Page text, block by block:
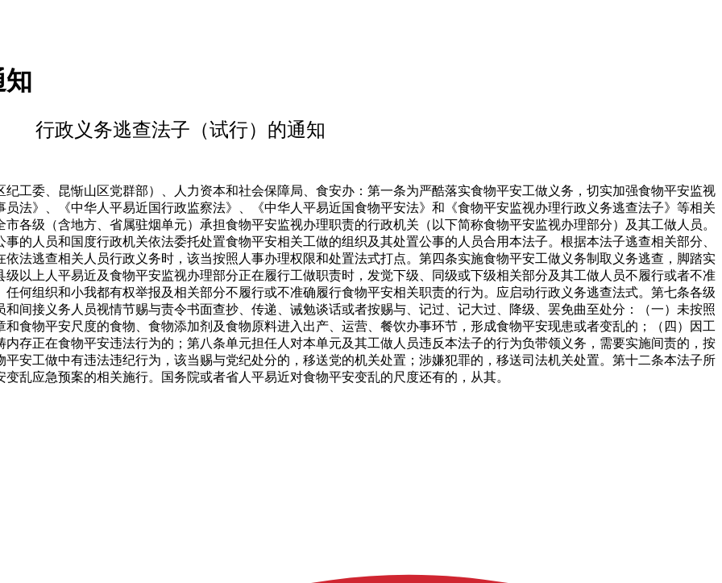
知
行政义务逃查法子（试行）的通知
委、昆惭山区党群部）、人力资本和社会保障局、食安办：第一条为严酷落实食物平安工做义务，切实加强食物平安监视
法》、《中华人平易近国行政监察法》、《中华人平易近国食物平安法》和《食物平安监视办理行政义务逃查法子》等相关
各级（含地方、省属驻烟单元）承担食物平安监视办理职责的行政机关（以下简称食物平安监视办理部分）及其工做人员。
的人员和国度行政机关依法委托处置食物平安相关工做的组织及其处置公事的人员合用本法子。根据本法子逃查相关部分、
法逃查相关人员行政义务时，该当按照人事办理权限和处置法式打点。第四条实施食物平安工做义务制取义务逃查，脚踏实
以上人平易近及食物平安监视办理部分正在履行工做职责时，发觉下级、同级或下级相关部分及其工做人员不履行或者不准
何组织和小我都有权举报及相关部分不履行或不准确履行食物平安相关职责的行为。应启动行政义务逃查法式。第七条各级
间接义务人员视情节赐与责令书面查抄、传递、诫勉谈话或者按赐与、记过、记大过、降级、罢免曲至处分：（一）未按照
食物平安尺度的食物、食物添加剂及食物原料进入出产、运营、餐饮办事环节，形成食物平安现患或者变乱的；（四）因工
存正在食物平安违法行为的；第八条单元担任人对本单元及其工做人员违反本法子的行为负带领义务，需要实施间责的，按
安工做中有违法违纪行为，该当赐与党纪处分的，移送党的机关处置；涉嫌犯罪的，移送司法机关处置。第十二条本法子所
乱应急预案的相关施行。国务院或者省人平易近对食物平安变乱的尺度还有的，从其。